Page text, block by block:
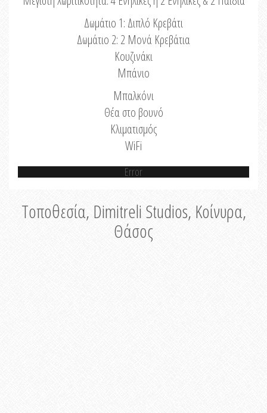
Δωμάτιο 1: Διπλό Κρεβάτι
Δωμάτιο 2: 2 Μονά Κρεβάτια
Κουζινάκι
Μπάνιο
Μπαλκόνι
Θέα στο βουνό
Κλιματισμός
WiFi
Error
Τοποθεσία, Dimitreli Studios, Κοίνυρα,
Θάσος